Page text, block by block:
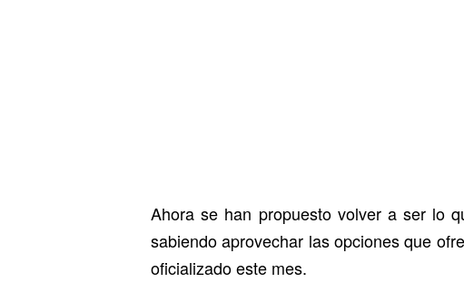
Ahora se han propuesto volver a ser lo
sabiendo aprovechar las opciones que
oficializado este mes.